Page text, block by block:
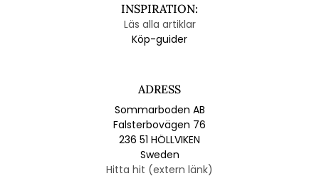
INSPIRATION:
Läs alla artiklar
Köp-guider
ADRESS
Sommarboden AB
Falsterbovägen 76
236 51 HÖLLVIKEN
Sweden
Hitta hit (extern länk)